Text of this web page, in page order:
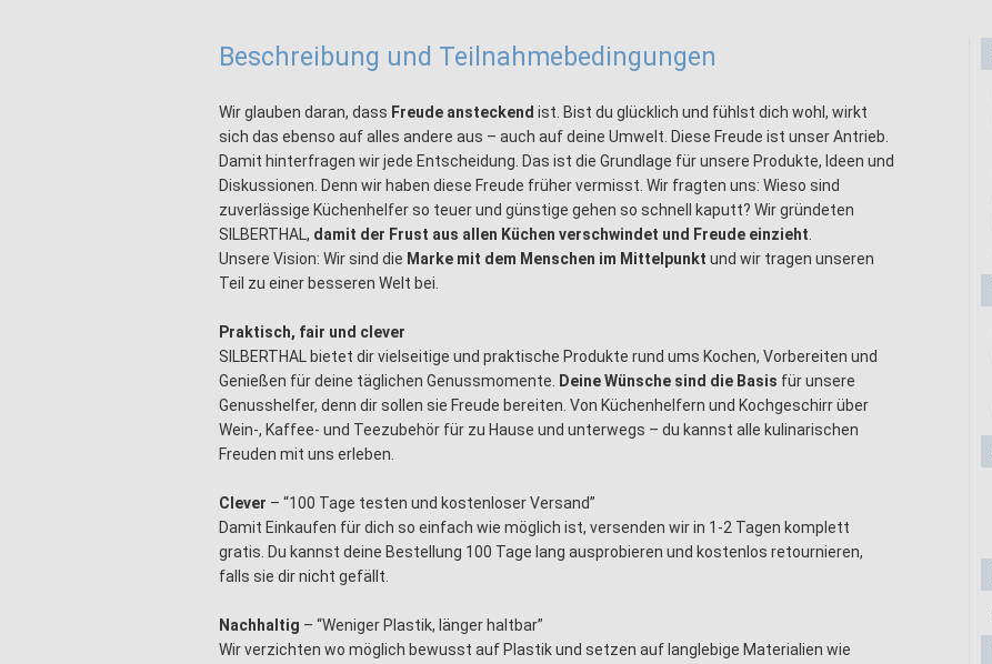
Beschreibung und Teilnahmebedingungen
Wir glauben daran, dass Freude ansteckend ist. Bist du glücklich und fühlst dich wohl, wirkt
sich das ebenso auf alles andere aus – auch auf deine Umwelt. Diese Freude ist unser Antrieb.
Damit hinterfragen wir jede Entscheidung. Das ist die Grundlage für unsere Produkte, Ideen und
Diskussionen. Denn wir haben diese Freude früher vermisst. Wir fragten uns: Wieso sind
zuverlässige Küchenhelfer so teuer und günstige gehen so schnell kaputt? Wir gründeten
SILBERTHAL, damit der Frust aus allen Küchen verschwindet und Freude einzieht
Unsere Vision: Wir sind die Marke mit dem Menschen im Mittelpunkt und wir tragen unseren
Teil zu einer besseren Welt bei.
Praktisch, fair und clever
SILBERTHAL bietet dir vielseitige und praktische Produkte rund ums Kochen, Vorbereiten und
Genießen für deine täglichen Genussmomente.
Deine Wünsche sind die Basis für unsere
Genusshelfer, denn dir sollen sie Freude bereiten. Von Küchenhelfern und Kochgeschirr über
Wein-, Kaffee- und Teezubehör für zu Hause und unterwegs – du kannst alle kulinarischen
Freuden mit uns erleben.
Clever – “100 Tage testen und kostenloser Versand”
Damit Einkaufen für dich so einfach wie möglich ist, versenden wir in 1-2 Tagen komplett
gratis. Du kannst deine Bestellung 100 Tage lang ausprobieren und kostenlos retournieren,
falls sie dir nicht gefällt.
Nachhaltig – “Weniger Plastik, länger haltbar”
Wir verzichten wo möglich bewusst auf Plastik und setzen auf langlebige Materialien wie